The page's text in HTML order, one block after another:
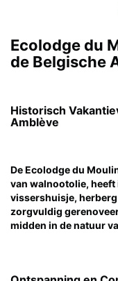
Ecolodge du
de Belgische
Historisch
Amblève
De Ecolodge du
van walnootolie, heeft
vissershuisje,
zorgvuldig
midden in de natuur